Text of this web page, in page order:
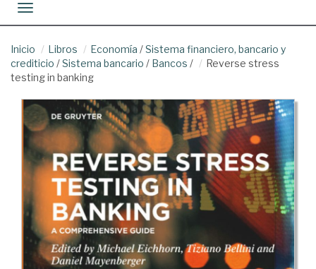
Toggle navigation
Inicio Libros Economía /Sistema financiero, bancario y
crediticio /Sistema bancario / Bancos /
Reverse stress
testing in banking